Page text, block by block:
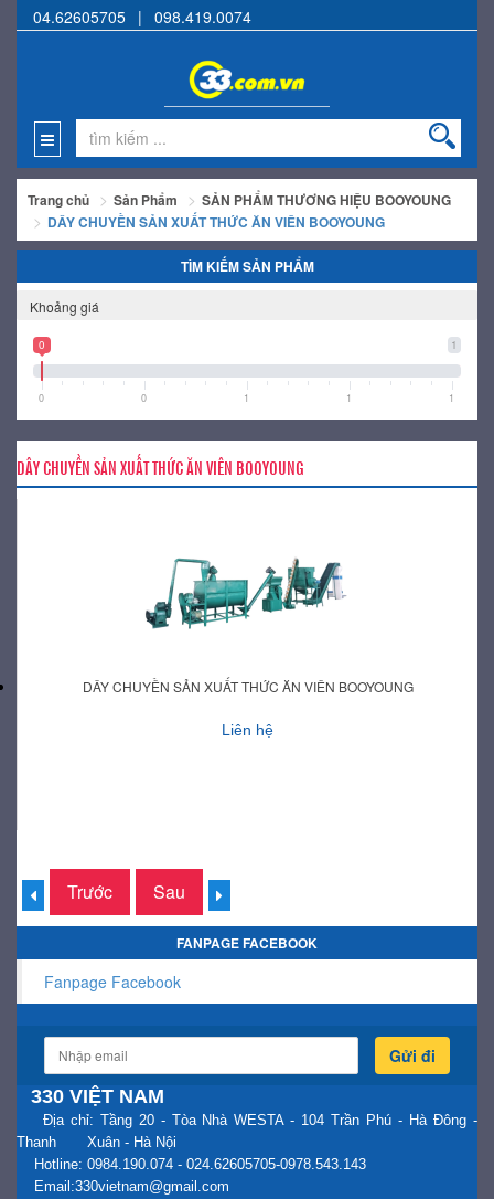
04.62605705 | 098.419.0074
Trang chủ Sản Phẩm
SẢN PHẨM THƯƠNG HIỆU BOOYOUNG
DÂY CHUYỀN SẢN XUẤT THỨC ĂN VIÊN BOOYOUNG
TÌM KIẾM SẢN PHẨM
Khoảng giá
1
0
0 0 1 1 1
DÂY CHUYỀN SẢN XUẤT THỨC ĂN VIÊN BOOYOUNG
DÂY CHUYỀN SẢN XUẤT THỨC ĂN VIÊN BOOYOUNG
Liên hệ
Trước Sau
FANPAGE FACEBOOK
Fanpage Facebook
Gửi đi
330 VIỆT NAM
Địa chỉ: Tầng 20 - Tòa Nhà WESTA - 104 Trần Phú - Hà Đông -
Thanh Xuân - Hà Nội
Hotline: 0984.190.074 - 024.62605705-0978.543.143
Email:330vietnam@gmail.com